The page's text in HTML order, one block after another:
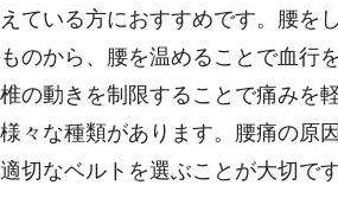
えている方におすすめです。腰を
ものから、腰を温めることで血行
椎の動きを制限することで痛みを
様々な種類があります。腰痛の原
適切なベルトを選ぶことが大切です